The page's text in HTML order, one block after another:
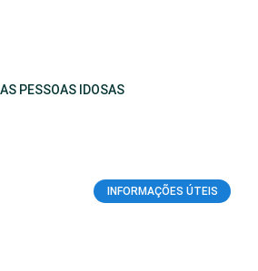
PESSOAS IDOSAS
INFORMAÇÕES ÚTEIS